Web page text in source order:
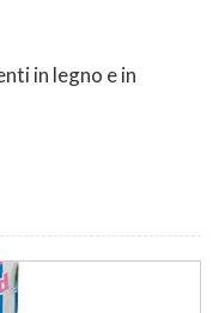
in legno e in